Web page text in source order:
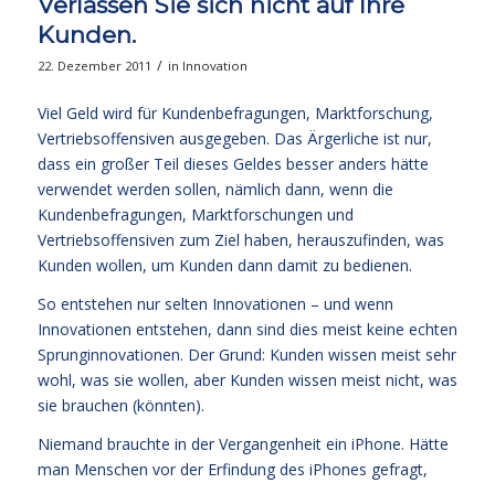
Kunden.
22. Dezember 2011 / in Innovation
Viel Geld wird für Kundenbefragungen, Marktforschung,
Vertriebsoffensiven ausgegeben. Das Ärgerliche ist nur,
dass ein großer Teil dieses Geldes besser anders hätte
verwendet werden sollen, nämlich dann, wenn die
Kundenbefragungen, Marktforschungen und
Vertriebsoffensiven zum Ziel haben, herauszufinden, was
Kunden wollen, um Kunden dann damit zu bedienen.
So entstehen nur selten Innovationen – und wenn
Innovationen entstehen, dann sind dies meist keine echten
Sprunginnovationen. Der Grund: Kunden wissen meist sehr
wohl, was sie wollen, aber Kunden wissen meist nicht, was
sie brauchen (könnten).
Niemand brauchte in der Vergangenheit ein iPhone. Hätte
man Menschen vor der Erfindung des iPhones gefragt,